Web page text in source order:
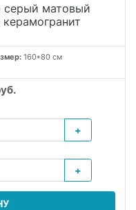
серый матовый
160*80 см
+
+